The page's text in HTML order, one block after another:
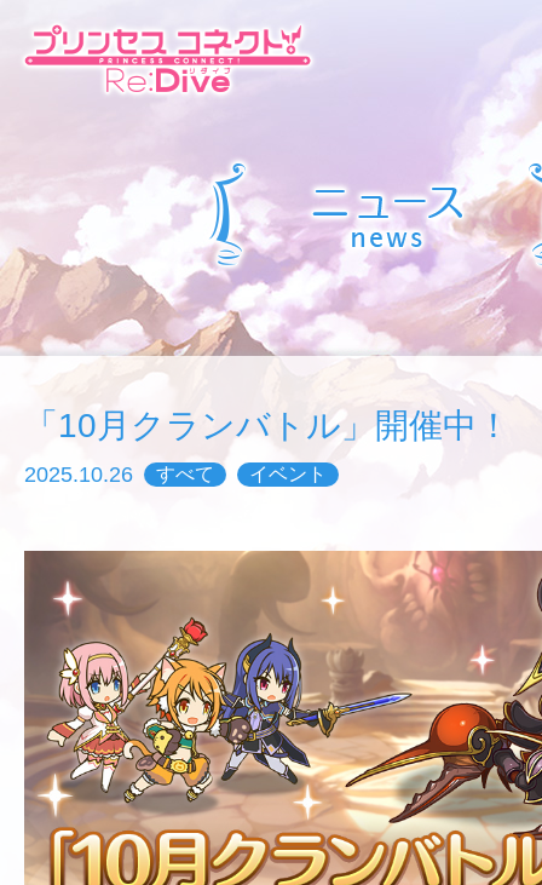
「10月クランバトル」開催中！
2025.10.26 すべて イベント